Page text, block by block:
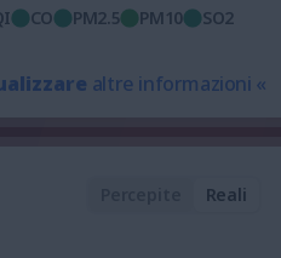
CO PM2.5 PM10
SO2
altre informazioni «
Reali